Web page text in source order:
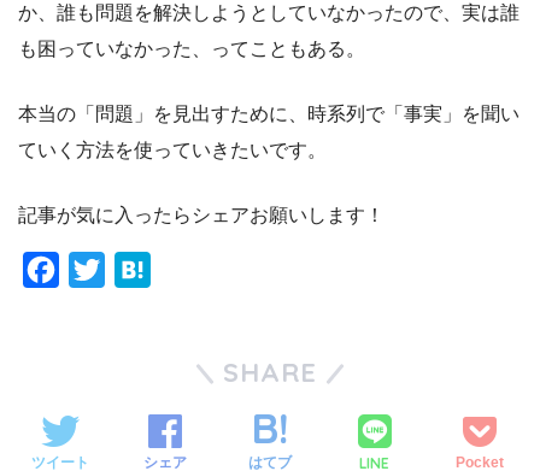
か、誰も問題を解決しようとしていなかったので、実は誰
も困っていなかった、ってこともある。
本当の「問題」を見出すために、時系列で「事実」を聞い
ていく方法を使っていきたいです。
記事が気に入ったらシェアお願いします！
b
o
n
a
SHARE
ツイート シェア はてブ LINE Pocket